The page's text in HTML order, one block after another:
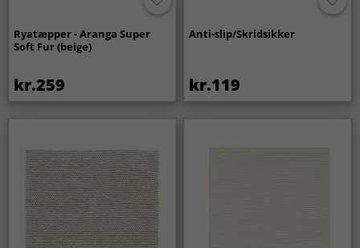
Ryatæpper - Aranga Super
Soft Fur (beige)
kr.259
Anti-slip/Skridsikker
kr.119